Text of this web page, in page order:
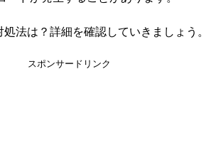
法は？詳細を確認していきましょう。
スポンサードリンク